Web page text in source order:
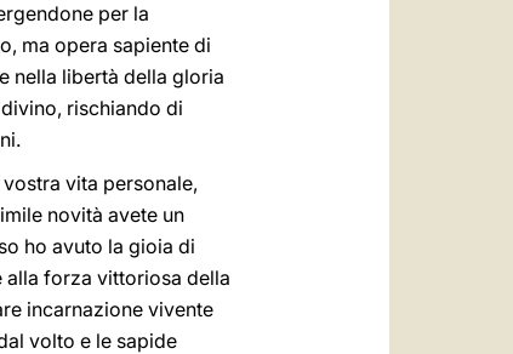
per la
ma opera sapiente di
nella libertà della gloria
rischiando di
vita personale,
novità avete un
ho avuto la gioia di
alla forza vittoriosa della
incarnazione vivente
volto e le sapide